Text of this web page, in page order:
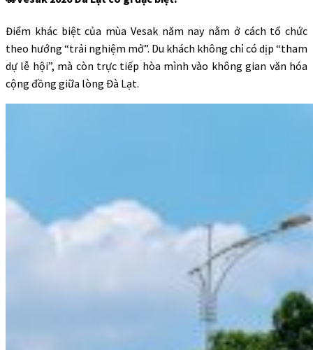
Điểm khác biệt của mùa Vesak năm nay nằm ở cách tổ chức
theo hướng “trải nghiệm mở”. Du khách không chỉ có dịp “tham
dự lễ hội”, mà còn trực tiếp hòa mình vào không gian văn hóa
cộng đồng giữa lòng Đà Lạt.